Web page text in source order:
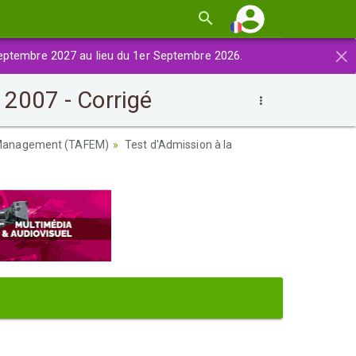
×
2027 au lieu du 1er Septembre 2026.
- Corrigé
(TAFEM)
Test d'Admission à la